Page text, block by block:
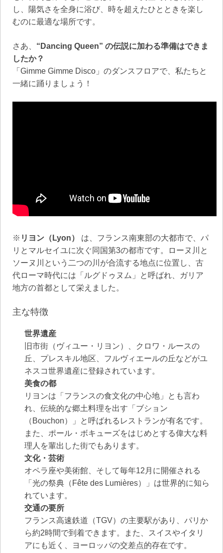
し、陽気さを全身に浴び、時を超えたひとときを楽し
むのに最適な場所です。
さあ、 “Dancing Queen” の伝説に加わる準備はできま
したか？
「Gimme Gimme Disco」のダンスフロアで、私たちと
一緒に踊りましょう！
※ リヨン（Lyon）
は、フランス南東部の大都市で、パ
リとマルセイユに次ぐ同国第3の都市です。ローヌ川と
ソーヌ川という二つの川が合流する地点に位置し、古
代ローマ時代には「ルグドゥヌム」と呼ばれ、ガリア
地方の首都として栄えました。
主な特徴
世界遺産
旧市街（ヴィユー・リヨン）、クロワ・ルースの
丘、プレスキル地区、フルヴィエールの丘などがユ
ネスコ世界遺産に登録されています。
美食の都
リヨンは「フランスの食文化の中心地」とも言わ
れ、伝統的な郷土料理を出す「ブション
（Bouchon）」と呼ばれるレストランが有名です。
また、ポール・ボキューズをはじめとする偉大な料
理人を輩出した街でもあります。
文化・芸術
オペラ座や美術館、そして毎年12月に開催される
「光の祭典（Fête des Lumières）」は世界的に知ら
れています。
交通の要所
フランス高速鉄道（TGV）の主要駅があり、パリか
ら約2時間で到着できます。また、スイスやイタリ
アにも近く、ヨーロッパの交差点的存在です。